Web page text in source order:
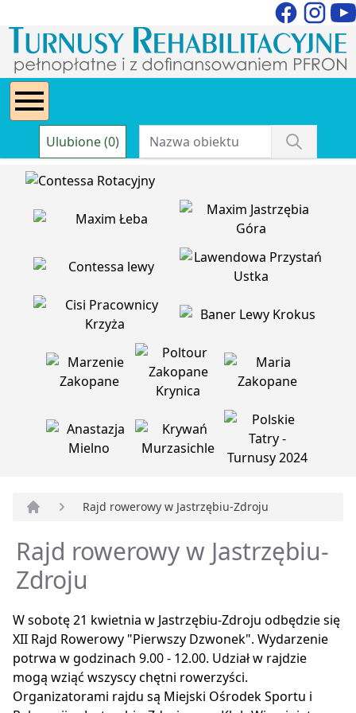
Ulubione (0)
Rajd rowerowy w Jastrzębiu-Zdroju
Rajd rowerowy w Jastrzębiu-
Zdroju
W sobotę 21 kwietnia w Jastrzębiu-Zdroju odbędzie się
XII Rajd Rowerowy "Pierwszy Dzwonek". Wydarzenie
potrwa w godzinach 9.00 - 12.00. Udział w rajdzie
mogą wziąć wszyscy chętni rowerzyści.
Organizatorami rajdu są Miejski Ośrodek Sportu i